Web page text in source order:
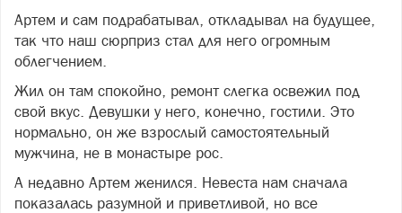
Артем и сам подрабатывал, откладывал на будущее,
так что наш сюрприз стал для него огромным
облегчением.
Жил он там спокойно, ремонт слегка освежил под
свой вкус. Девушки у него, конечно, гостили. Это
нормально, он же взрослый самостоятельный
мужчина, не в монастыре рос.
А недавно Артем женился. Невеста нам сначала
показалась разумной и приветливой, но все